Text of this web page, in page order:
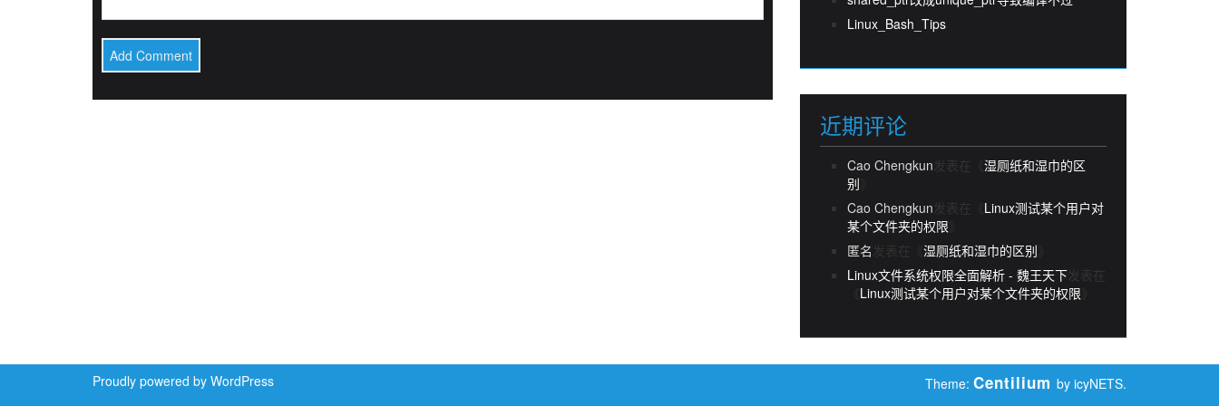
Linux_Bash_Tips
近期评论
Cao Chengkun发表在《 湿厕纸和湿巾的区
别
Cao Chengkun发表在《 Linux测试某个用户对
某个文件夹的权限
匿名 发表在《 湿厕纸和湿巾的区别
Linux文件系统权限全面解析 - 魏王天下发表在
Linux测试某个用户对某个文件夹的权限
Proudly powered by WordPress Theme: Centilium by icyNETS.